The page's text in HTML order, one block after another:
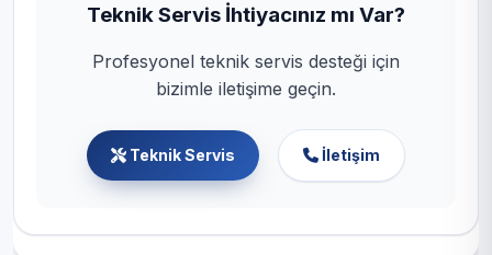
Teknik Servis İhtiyacınız mı Var?
Profesyonel teknik servis desteği için
bizimle iletişime geçin.
Teknik Servis İletişim